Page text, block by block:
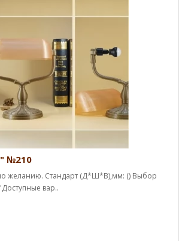
№210
желанию. Стандарт (Д*Ш*В),мм: () Выбор
вар..